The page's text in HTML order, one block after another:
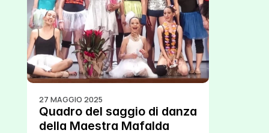
27 MAGGIO 2025
Quadro del saggio di danza
della Maestra Mafalda